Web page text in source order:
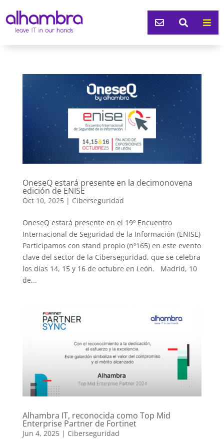
  
OneseQ estará presente en la decimonovena
edición de ENISE
Oct 10, 2025| Ciberseguridad
OneseQ estará presente en el 19º Encuentro
Internacional de Seguridad de la Información (ENISE)
Participamos con stand propio (nº165) en este evento
clave del sector de la Ciberseguridad, que se celebra
los días 14, 15 y 16 de octubre en León. Madrid, 10
de...
Alhambra IT, reconocida como Top Mid
Enterprise Partner de Fortinet
Jun 4, 2025| Ciberseguridad